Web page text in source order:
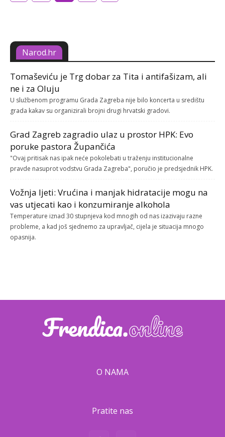
Narod.hr
Tomaševiću je Trg dobar za Tita i antifašizam, ali
ne i za Oluju
U službenom programu Grada Zagreba nije bilo koncerta u središtu
grada kakav su organizirali brojni drugi hrvatski gradovi.
Grad Zagreb zagradio ulaz u prostor HPK: Evo
poruke pastora Župančića
"Ovaj pritisak nas ipak neće pokolebati u traženju institucionalne
pravde nasuprot vodstvu Grada Zagreba", poručio je predsjednik HPK.
Vožnja ljeti: Vrućina i manjak hidratacije mogu na
vas utjecati kao i konzumiranje alkohola
Temperature iznad 30 stupnjeva kod mnogih od nas izazivaju razne
probleme, a kad još sjednemo za upravljač, cijela je situacija mnogo
opasnija.
O NAMA
Pratite nas